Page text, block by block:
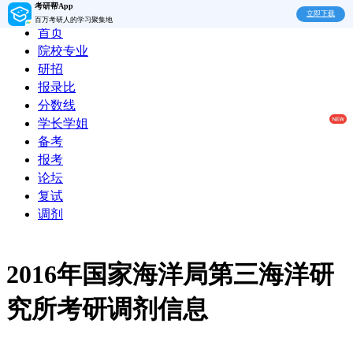
考研帮App
百万考研人的学习聚集地
立即下载
首页
院校专业
研招
报录比
分数线
学长学姐
备考
报考
论坛
复试
调剂
2016年国家海洋局第三海洋研
究所考研调剂信息